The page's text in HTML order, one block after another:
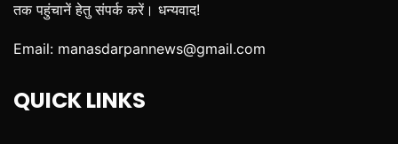
तक पहुंचानें हेतु संपर्क करें। धन्यवाद!
Email: manasdarpannews@gmail.com
QUICK LINKS